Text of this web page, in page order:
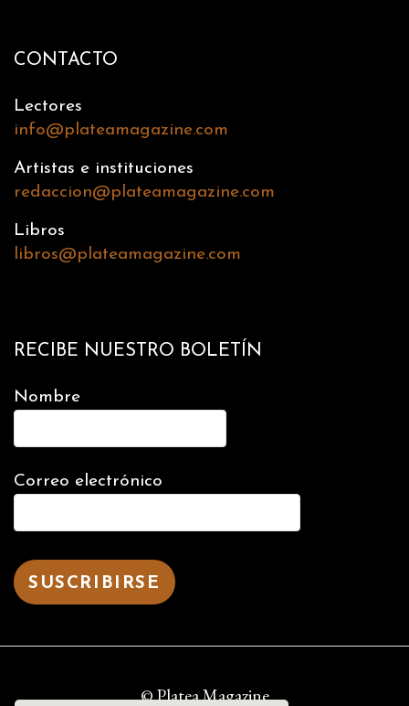
CONTACTO
Lectores
info@plateamagazine.com
Artistas e instituciones
redaccion@plateamagazine.com
Libros
libros@plateamagazine.com
RECIBE NUESTRO BOLETÍN
Nombre
Correo electrónico
© Platea Magazine